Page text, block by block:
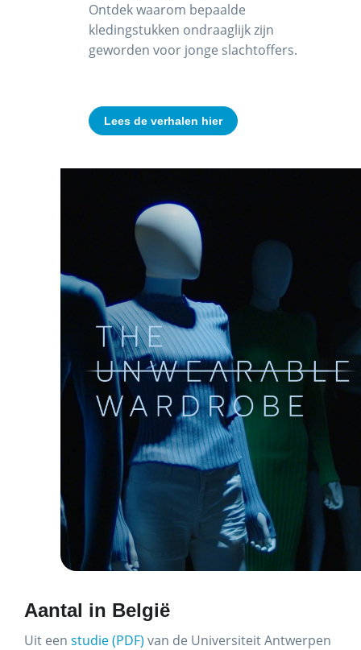
Ontdek waarom bepaalde
kledingstukken ondraaglijk zijn
geworden voor jonge slachtoffers.
Lees de verhalen hier
Aantal in België
Uit een studie (PDF) van de Universiteit Antwerpen